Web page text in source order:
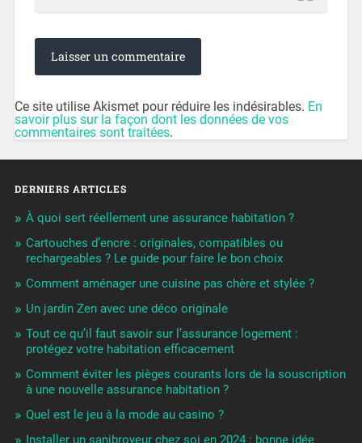
Ce site utilise Akismet pour réduire les indésirables. En
savoir plus sur la façon dont les données de vos
commentaires sont traitées.
DERNIERS ARTICLES
À quoi sert réellement une assurance habitation ?
Cartouches d’encre : originales, compatibles ou
rechargeables ? Le guide pour faire le bon choix
Comment aménager une cuisine pas chère et stylée ?
Un jardin Zen avec une déco originale
Tout ce qu’il faut savoir sur l’assurance logement :
protégez votre habitation efficacement
Comment éviter les pièges courants lors de la souscription
à une nouvelle assurance habitation ?
Quel est le jeu à la mode au casino ?
Installer un sanibroyeur chez soi en 2024 : bonne idée